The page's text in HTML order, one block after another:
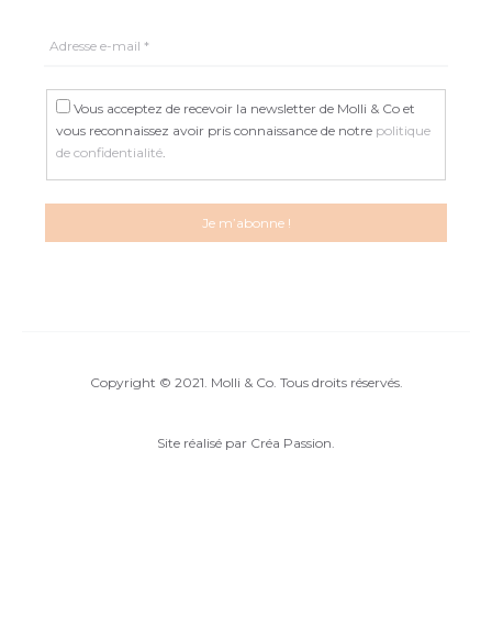
Vous acceptez de recevoir la newsletter de Molli & Co et
vous reconnaissez avoir pris connaissance de notre politique
de confidentialité.
Copyright © 2021. Molli & Co. Tous droits réservés.
Site réalisé par Créa Passion.